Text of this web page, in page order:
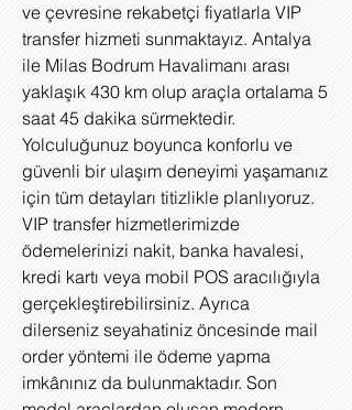
ve çevresine rekabetçi fiyatlarla VIP
transfer hizmeti sunmaktayız. Antalya
ile Milas Bodrum Havalimanı arası
yaklaşık 430 km olup araçla ortalama 5
saat 45 dakika sürmektedir.
Yolculuğunuz boyunca konforlu ve
güvenli bir ulaşım deneyimi yaşamanız
için tüm detayları titizlikle planlıyoruz.
VIP transfer hizmetlerimizde
ödemelerinizi nakit, banka havalesi,
kredi kartı veya mobil POS aracılığıyla
gerçekleştirebilirsiniz. Ayrıca
dilerseniz seyahatiniz öncesinde mail
order yöntemi ile ödeme yapma
imkânınız da bulunmaktadır. Son